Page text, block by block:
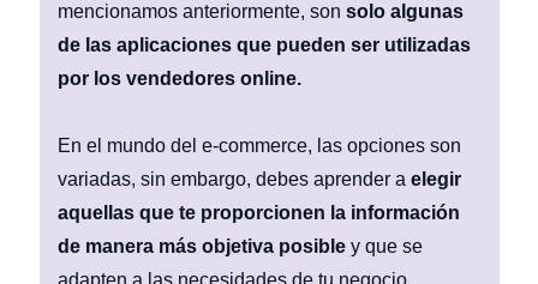
mencionamos anteriormente, son solo algunas
de las aplicaciones que pueden ser utilizadas
por los vendedores online.
En el mundo del e-commerce, las opciones son
variadas, sin embargo, debes aprender a elegir
aquellas que te proporcionen la información
de manera más objetiva posible y que se